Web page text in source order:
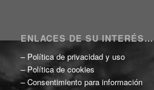
ENLACES DE SU INTERÉS…
– Política de privacidad y uso
– Política de cookies
–Consentimiento para información